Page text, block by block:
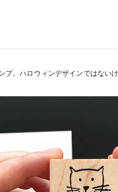
プ。ハロウィンデザインではない